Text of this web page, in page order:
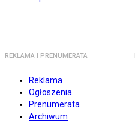
REKLAMA I PRENUMERATA
Reklama
Ogłoszenia
Prenumerata
Archiwum